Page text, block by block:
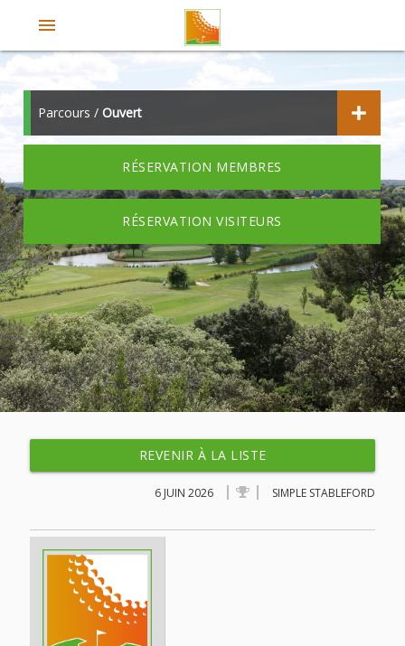
menu
Parcours / Ouvert
RÉSERVATION MEMBRES
RÉSERVATION VISITEURS
REVENIR À LA LISTE
6 JUIN 2026 SIMPLE STABLEFORD